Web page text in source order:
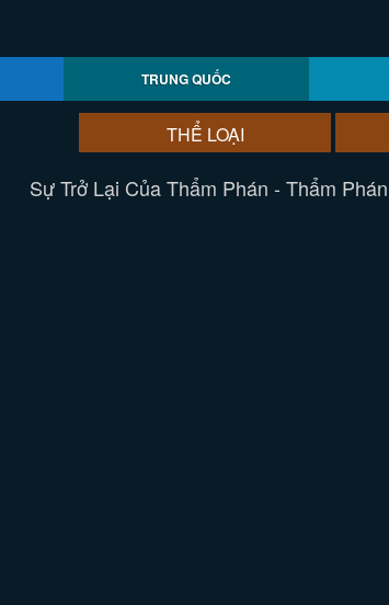
TRUNG QUỐC
THỂ LOẠI
Sự Trở Lại Của Thẩm Phán - Thẩm